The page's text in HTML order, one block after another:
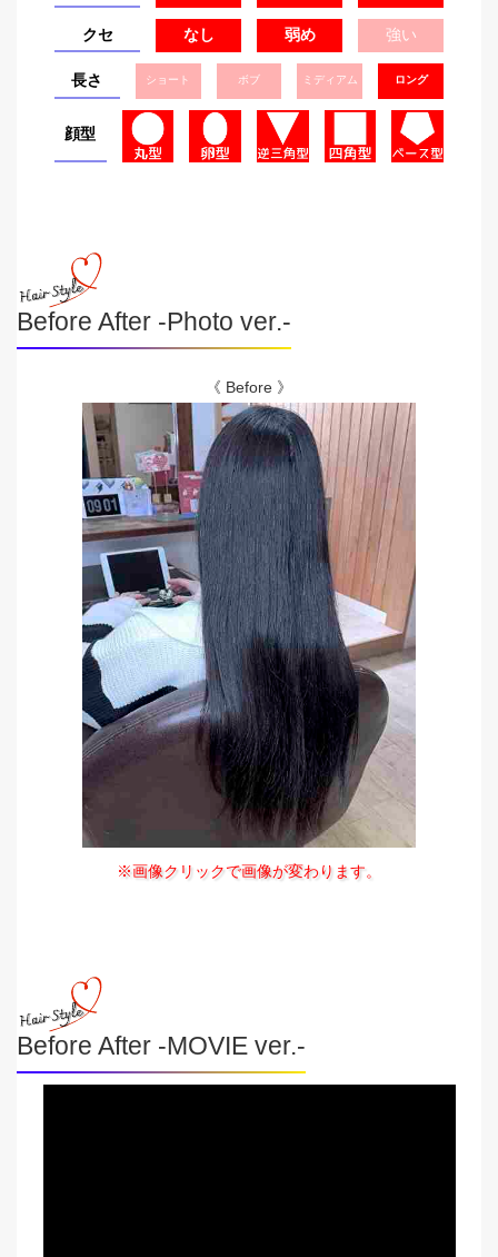
クセ なし 弱め 強い
長さ ショート ボブ ミディアム ロング
顔型
Before After -Photo ver.-
《 Before 》
※画像クリックで画像が変わります。
Before After -MOVIE ver.-